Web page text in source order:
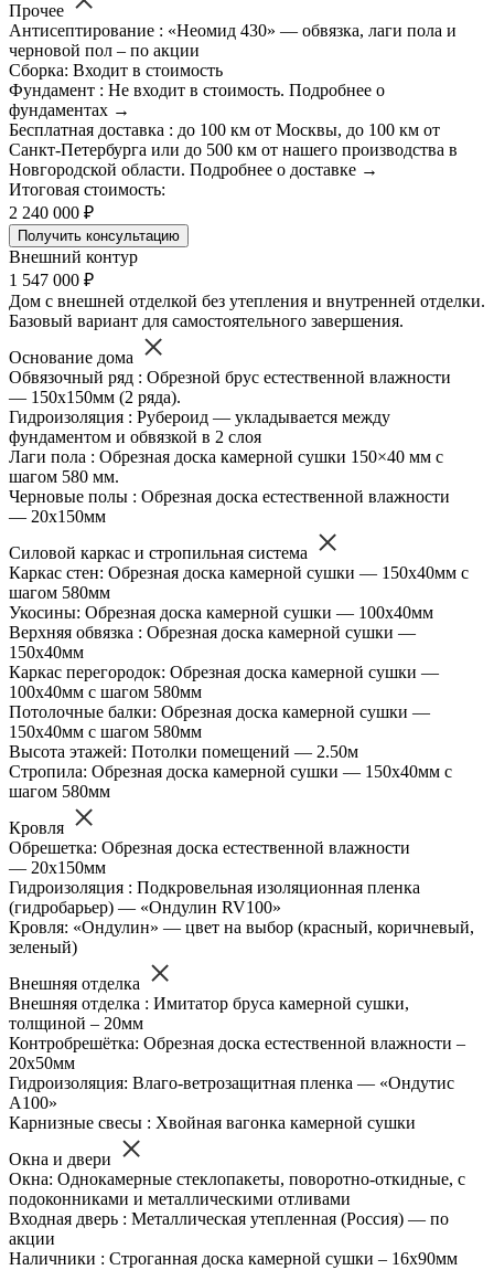
Прочее
Антисептирование : «Неомид 430» — обвязка, лаги пола и
черновой пол – по акции
Сборка: Входит в стоимость
Фундамент : Не входит в стоимость. Подробнее о
фундаментах →
Бесплатная доставка : до 100 км от Москвы, до 100 км от
Санкт-Петербурга или до 500 км от нашего производства в
Новгородской области. Подробнее о доставке →
Итоговая стоимость:
2 240 000 ₽
Получить консультацию
Внешний контур
1 547 000 ₽
Дом с внешней отделкой без утепления и внутренней отделки.
Базовый вариант для самостоятельного завершения.
Основание дома
Обвязочный ряд : Обрезной брус естественной влажности
— 150х150мм (2 ряда).
Гидроизоляция : Рубероид — укладывается между
фундаментом и обвязкой в 2 слоя
Лаги пола : Обрезная доска камерной сушки 150×40 мм с
шагом 580 мм.
Черновые полы : Обрезная доска естественной влажности
— 20х150мм
Силовой каркас и стропильная система
Каркас стен: Обрезная доска камерной сушки — 150х40мм с
шагом 580мм
Укосины: Обрезная доска камерной сушки — 100х40мм
Верхняя обвязка : Обрезная доска камерной сушки —
150х40мм
Каркас перегородок: Обрезная доска камерной сушки —
100х40мм с шагом 580мм
Потолочные балки: Обрезная доска камерной сушки —
150х40мм с шагом 580мм
Высота этажей: Потолки помещений — 2.50м
Стропила: Обрезная доска камерной сушки — 150х40мм с
шагом 580мм
Кровля
Обрешетка: Обрезная доска естественной влажности
— 20х150мм
Гидроизоляция : Подкровельная изоляционная пленка
(гидробарьер) — «Ондулин RV100»
Кровля: «Ондулин» — цвет на выбор (красный, коричневый,
зеленый)
Внешняя отделка
Внешняя отделка : Имитатор бруса камерной сушки,
толщиной – 20мм
Контробрешётка: Обрезная доска естественной влажности –
20х50мм
Гидроизоляция: Влаго-ветрозащитная пленка — «Ондутис
А100»
Карнизные свесы : Хвойная вагонка камерной сушки
Окна и двери
Окна: Однокамерные стеклопакеты, поворотно-откидные, с
подоконниками и металлическими отливами
Входная дверь : Металлическая утепленная (Россия) — по
акции
Наличники : Строганная доска камерной сушки – 16х90мм